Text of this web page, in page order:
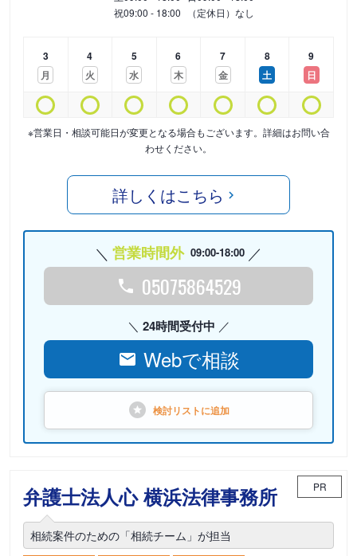
祝09:00 - 18:00 （定休日）なし
3
月
4
火
5
水
6
木
7
金
8
土
9
日
※営業日・相談可能日が変更となる場合もございます。詳細はお問い合
わせください。
詳しくはこちら
営業時間外 09:00-18:00
05075864529
24時間受付中
Webで相談
検討リストに追加
弁護士法人心 横浜法律事務所 PR
相続案件のための「相続チーム」が担当